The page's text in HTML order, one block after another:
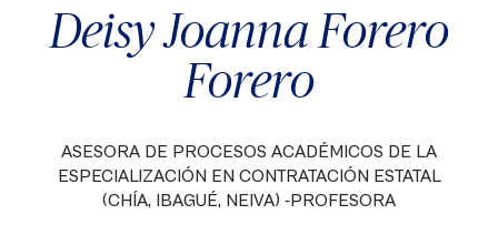
Deisy Joanna Forero
Forero
ASESORA DE PROCESOS ACADÉMICOS DE LA
ESPECIALIZACIÓN EN CONTRATACIÓN ESTATAL
(CHÍA, IBAGUÉ, NEIVA) -PROFESORA